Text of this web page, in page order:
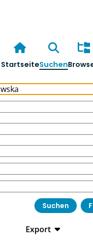
StartseiteSuchen
Export